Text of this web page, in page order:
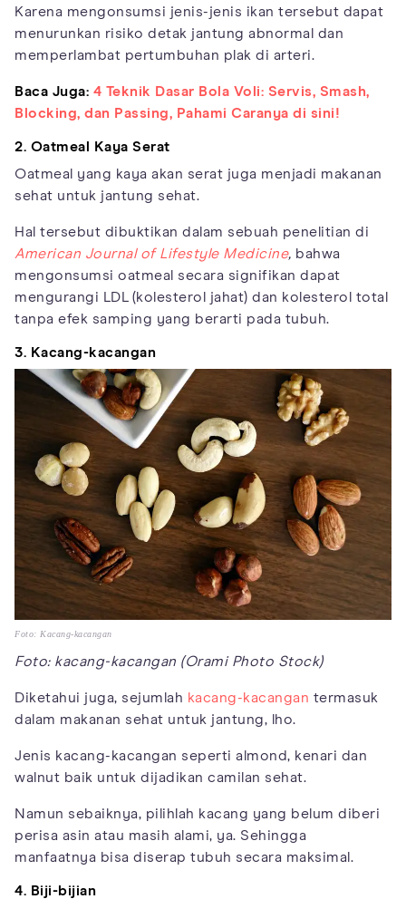
Karena mengonsumsi jenis-jenis ikan tersebut dapat
menurunkan risiko detak jantung abnormal dan
memperlambat pertumbuhan plak di arteri.
Baca Juga: 4 Teknik Dasar Bola Voli: Servis, Smash,
Blocking, dan Passing, Pahami Caranya di sini!
2. Oatmeal Kaya Serat
Oatmeal yang kaya akan serat juga menjadi makanan
sehat untuk jantung sehat.
Hal tersebut dibuktikan dalam sebuah penelitian di
American Journal of Lifestyle Medicine, bahwa
mengonsumsi oatmeal secara signifikan dapat
mengurangi LDL (kolesterol jahat) dan kolesterol total
tanpa efek samping yang berarti pada tubuh.
3. Kacang-kacangan
Foto: Kacang-kacangan
Foto: kacang-kacangan (Orami Photo Stock)
Diketahui juga, sejumlah kacang-kacangan termasuk
dalam makanan sehat untuk jantung, lho.
Jenis kacang-kacangan seperti almond, kenari dan
walnut baik untuk dijadikan camilan sehat.
Namun sebaiknya, pilihlah kacang yang belum diberi
perisa asin atau masih alami, ya. Sehingga
manfaatnya bisa diserap tubuh secara maksimal.
4. Biji-bijian